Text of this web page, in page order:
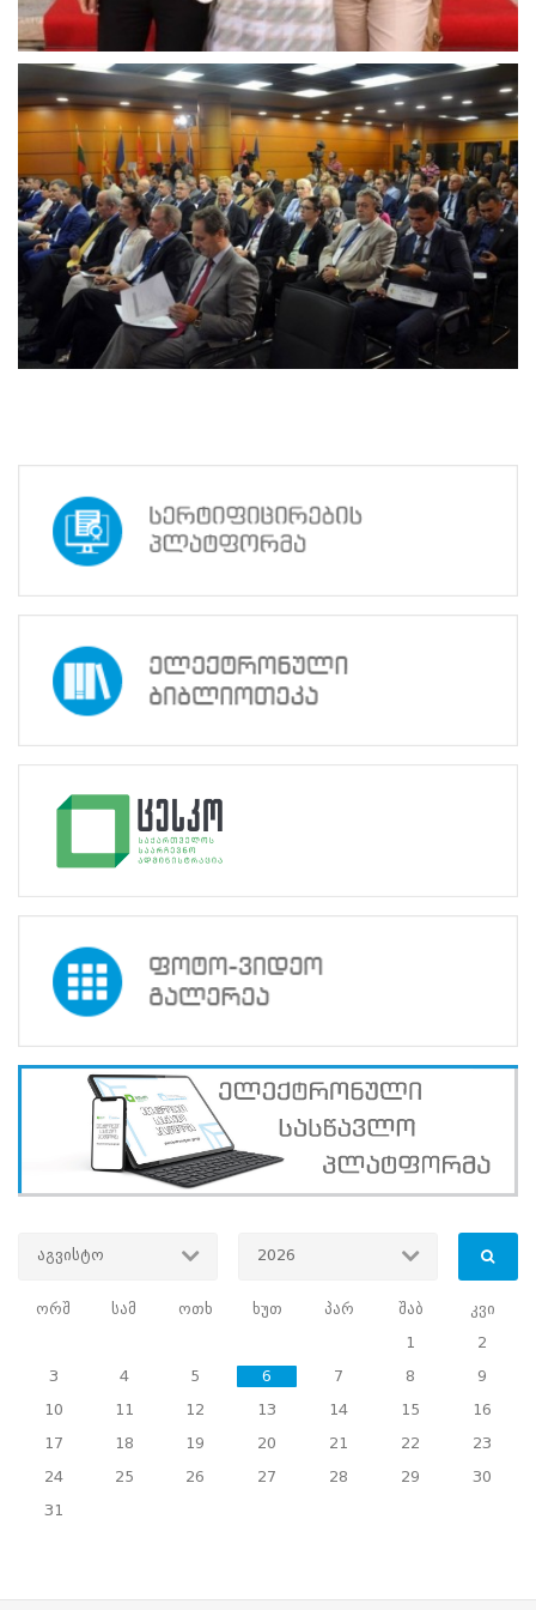
(ACEEEO)
კონფერენცია
ალბანეთში
სწავლების
ცენტრის
დირექტორმა
ნათია
ზაალიშვილმა
და
წევრმა
ზურაბ
ხრიკაძემ ევროპის
საარჩევნო
ყოველწლიურ
კონფერენციაში
მონაწილეობა.
კონფერენცია
სექტემბერს
გაიმართა.
განიხილეს
საარჩევნო
სისტემებისა
და
ტექნოლოგიების
განვითარების
ტენდენციები
განმავლობაში.
კონფერენციის
მიმდინარეობისას
გაიმართა
მოხელეთა
აღმასრულებელი
გენერალური
შეხვედრა,
რომლის
დამტკიცდა
აგვისტო 2026
ორშ სამ ოთხ ხუთ პარ შაბ
კვი
1
2
3
4 5 6 7 8
9
10
11 12 13 14 15
16
17
18 19 20 21 22
23
24
25 26 27 28 29
30
31